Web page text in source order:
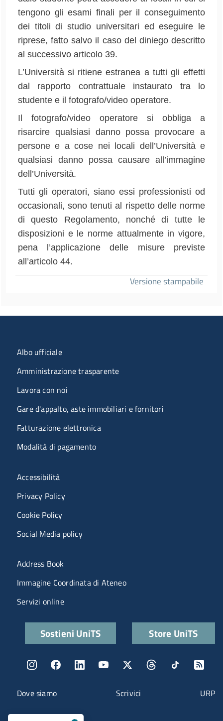
tengono gli esami finali per il conseguimento
dei titoli di studio universitari ed eseguire le
riprese, fatto salvo il caso del diniego descritto
al successivo articolo 39.
L’Università si ritiene estranea a tutti gli effetti
dal rapporto contrattuale instaurato tra lo
studente e il fotografo/video operatore.
Il fotografo/video operatore si obbliga a
risarcire qualsiasi danno possa provocare a
persone e a cose nei locali dell’Università e
qualsiasi danno possa causare all’immagine
dell’Università.
Tutti gli operatori, siano essi professionisti od
occasionali, sono tenuti al rispetto delle norme
di questo Regolamento, nonché di tutte le
disposizioni e le norme attualmente in vigore,
pena l’applicazione delle misure previste
all’articolo 44.
Versione stampabile
Menu contatti
Dove siamo Scrivici URP
Menu organizzazione
Albo ufficiale
Amministrazione trasparente
Lavora con noi
Gare d'appalto, aste immobiliari e fornitori
Fatturazione elettronica
Modalità di pagamento
Menù riferimenti
Accessibilità
Privacy Policy
Cookie Policy
Social Media policy
Menu portale
Address Book
Immagine Coordinata di Ateneo
Servizi online
Quick linksSostieni UniTS Store UniTS
Menu social